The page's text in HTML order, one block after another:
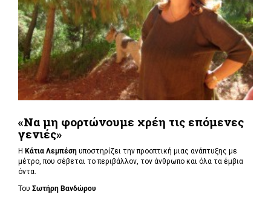
«Να μη φορτώνουμε χρέη τις επόμενες
γενιές»
Η Κάτια Λεμπέση υποστηρίζει την προοπτική μιας ανάπτυξης με
μέτρο, που σέβεται το περιβάλλον, τον άνθρωπο και όλα τα έμβια
όντα.
Του Σωτήρη Βανδώρου